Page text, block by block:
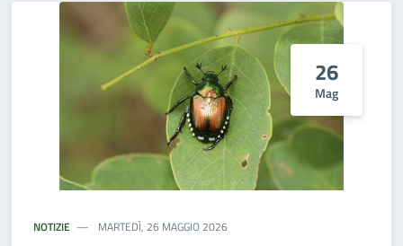
26
Mag
NOTIZIE MARTEDÌ, 26 MAGGIO 2026